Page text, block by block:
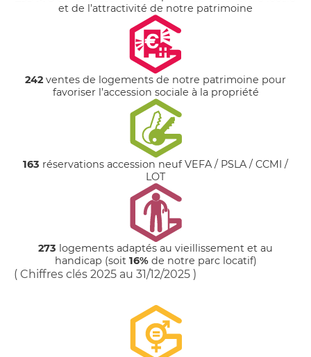
et de l’attractivité de notre patrimoine
242 ventes de logements de notre patrimoine pour
favoriser l’accession sociale à la propriété
163 réservations accession neuf VEFA / PSLA / CCMI /
LOT
273 logements adaptés au vieillissement et au
handicap (soit 16%de notre parc locatif)
( Chiffres clés 2025 au 31/12/2025 )